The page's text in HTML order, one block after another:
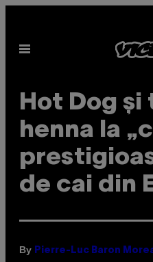
content
Open
Hot Dog
henna la
de cai din
By Pierre-Luc Baron